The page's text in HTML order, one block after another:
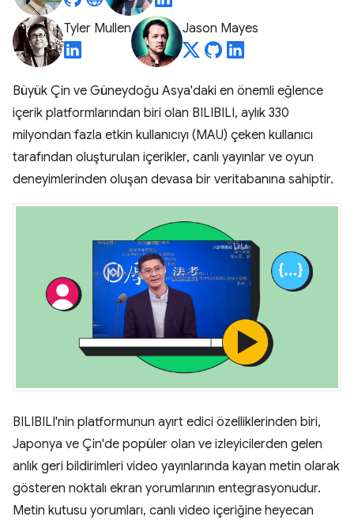
Tyler Mullen Jason Mayes
Büyük Çin ve Güneydoğu Asya'daki en önemli eğlence
içerik platformlarından biri olan BILIBILI, aylık 330
milyondan fazla etkin kullanıcıyı (MAU) çeken kullanıcı
tarafından oluşturulan içerikler, canlı yayınlar ve oyun
deneyimlerinden oluşan devasa bir veritabanına sahiptir.
BILIBILI'nin platformunun ayırt edici özelliklerinden biri,
Japonya ve Çin'de popüler olan ve izleyicilerden gelen
anlık geri bildirimleri video yayınlarında kayan metin olarak
gösteren noktalı ekran yorumlarının entegrasyonudur.
Metin kutusu yorumları, canlı video içeriğine heyecan